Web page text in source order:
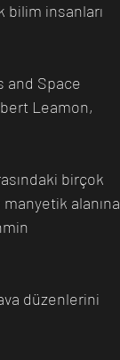
bilim insanları
and Space
Leamon,
birçok
alanına
düzenlerini